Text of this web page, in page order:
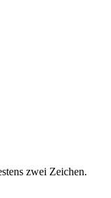
zwei Zeichen.